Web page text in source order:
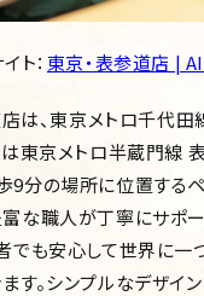
ト： 東京・表参道店 |
は、東京メトロ千代
は東京メトロ半蔵門線
9分の場所に位置する
な職人が丁寧にサポー
でも安心して世界に一
す。シンプルなデザイ